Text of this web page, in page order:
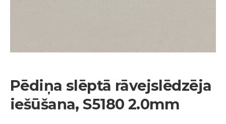
Pēdiņa slēptā rāvejslēdzēja
iešūšana, S5180 2.0mm